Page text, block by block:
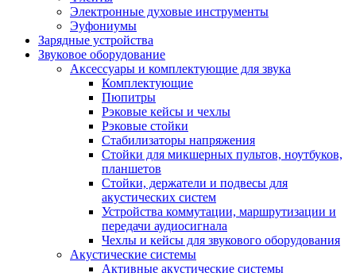
Электронные духовые инструменты
Эуфониумы
Зарядные устройства
Звуковое оборудование
Аксессуары и комплектующие для звука
Комплектующие
Пюпитры
Рэковые кейсы и чехлы
Рэковые стойки
Стабилизаторы напряжения
Стойки для микшерных пультов, ноутбуков,
планшетов
Стойки, держатели и подвесы для
акустических систем
Устройства коммутации, маршрутизации и
передачи аудиосигнала
Чехлы и кейсы для звукового оборудования
Акустические системы
Активные акустические системы